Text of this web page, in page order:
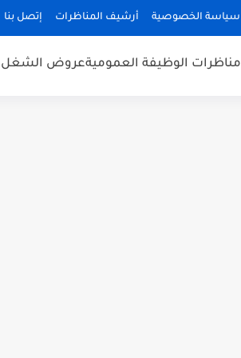
سياسة الخصوصية أرشيف المناظرات إتصل بنا
مناظرات الوظيفة العموميةعروض الشغل